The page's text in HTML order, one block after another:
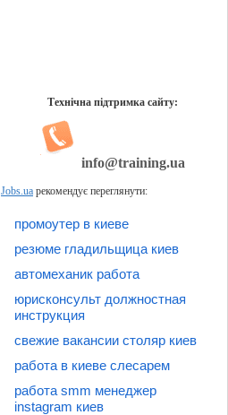
Технічна підтримка сайту:
info@training.ua
Jobs.ua рекомендує переглянути:
промоутер в киеве
резюме гладильщица киев
автомеханик работа
юрисконсульт должностная
инструкция
свежие вакансии столяр киев
работа в киеве слесарем
работа smm менеджер
instagram киев